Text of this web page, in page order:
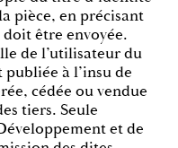
pièce, en précisant
doit être envoyée.
de l’utilisateur du
à l’insu de
cédée ou vendue
tiers. Seule
et de